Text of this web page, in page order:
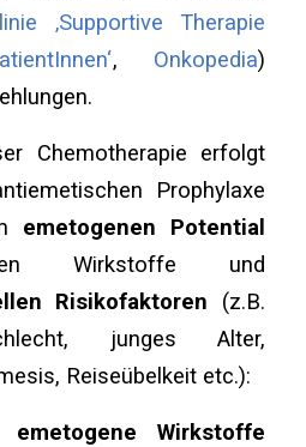
‚Supportive Therapie
, Onkopedia)
Chemotherapie erfolgt
Prophylaxe
emetogenen Potential
Wirkstoffe und
Risikofaktoren (z.B.
junges Alter,
Reiseübelkeit etc.):
Wirkstoffe